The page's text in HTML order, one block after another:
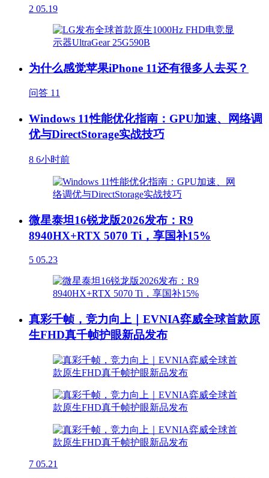
2 05.19
为什么感觉苹果iPhone 11还有很多人去买？
问答 11
Windows 11性能优化指南：GPU加速、网络调
优与DirectStorage实战技巧
8 6小时前
微星泰坦16锐龙版2026发布：R9
8940HX+RTX 5070 Ti，享国补15%
5 05.23
真彩千帧，竞力向上｜EVNIA弈威全球首款原
生FHD真千帧护眼新品发布
7 05.21